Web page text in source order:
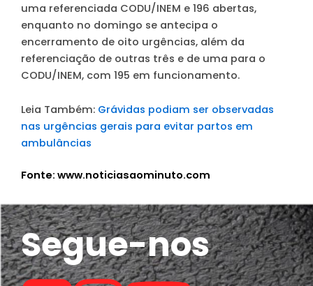
uma referenciada CODU/INEM e 196 abertas,
enquanto no domingo se antecipa o
encerramento de oito urgências, além da
referenciação de outras três e de uma para o
CODU/INEM, com 195 em funcionamento.
Leia Também: Grávidas podiam ser observadas
nas urgências gerais para evitar partos em
ambulâncias
Fonte: www.noticiasaominuto.com
Segue-nos